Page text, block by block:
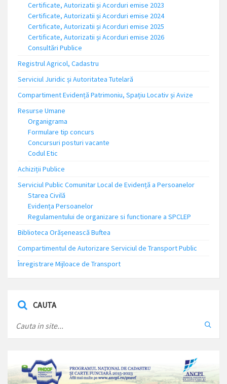
Certificate, Autorizatii și Acorduri emise 2023
Certificate, Autorizatii și Acorduri emise 2024
Certificate, Autorizatii și Acorduri emise 2025
Certificate, Autorizatii și Acorduri emise 2026
Consultări Publice
Registrul Agricol, Cadastru
Serviciul Juridic și Autoritatea Tutelară
Compartiment Evidență Patrimoniu, Spațiu Locativ și Avize
Resurse Umane
Organigrama
Formulare tip concurs
Concursuri posturi vacante
Codul Etic
Achiziții Publice
Serviciul Public Comunitar Local de Evidență a Persoanelor
Starea Civilă
Evidența Persoanelor
Regulamentului de organizare si functionare a SPCLEP
Biblioteca Orășenească Buftea
Compartimentul de Autorizare Serviciul de Transport Public
Înregistrare Mijloace de Transport
CAUTA